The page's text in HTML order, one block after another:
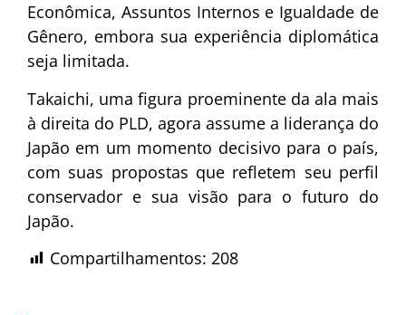
Econômica, Assuntos Internos e Igualdade de
Gênero, embora sua experiência diplomática
seja limitada.
Takaichi, uma figura proeminente da ala mais
à direita do PLD, agora assume a liderança do
Japão em um momento decisivo para o país,
com suas propostas que refletem seu perfil
conservador e sua visão para o futuro do
Japão.
Compartilhamentos: 208